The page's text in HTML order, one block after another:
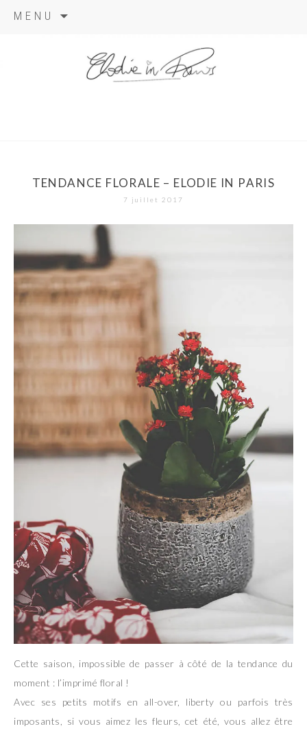
MENU
TENDANCE FLORALE – ELODIE IN PARIS
7 juillet 2017
Cette saison, impossible de passer à côté de la tendance du
moment : l’imprimé floral !
Avec ses petits motifs en all-over, liberty ou parfois très
imposants, si vous aimez les fleurs, cet été, vous allez être